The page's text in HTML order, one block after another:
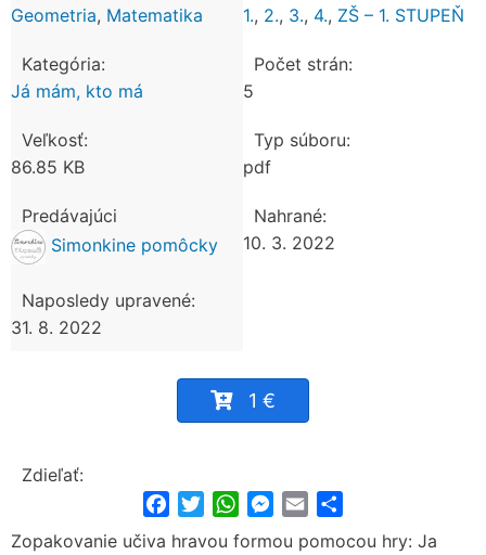
Geometria, Matematika
1., 2., 3., 4., ZŠ – 1. STUPEŇ
Kategória:
Já mám, kto má
Počet strán:
5
Veľkosť:
86.85 KB
Typ súboru:
pdf
Predávajúci
Simonkine pomôcky
Nahrané:
10. 3. 2022
Naposledy upravené:
31. 8. 2022
1 €
Zdieľať:
FacebookTwitterWhatsApp
Messenger
Email
Zopakovanie učiva hravou formou pomocou hry: Ja